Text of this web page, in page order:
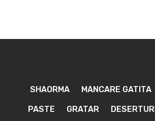
SHAORMA MANCARE GATITA
PASTE GRATAR DESERTURI